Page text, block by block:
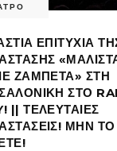
ΕΠΙΤΥΧΙΑ
ΖΑΜΠΕΤΑ» ΣΤΗ
ΣΤΟ
|| ΤΕΛΕΥΤΑΙΕΣ
ΜΗΝ ΤΟ